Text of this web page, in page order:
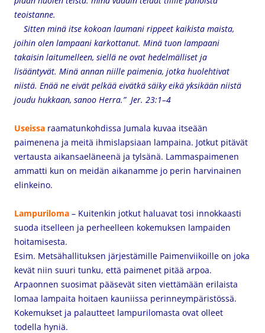
teoistanne.
Sitten minä itse kokoan laumani rippeet kaikista maista,
joihin olen lampaani karkottanut. Minä tuon lampaani
takaisin laitumelleen, siellä ne ovat hedelmälliset ja
lisääntyvät. Minä annan niille paimenia, jotka huolehtivat
niistä. Enää ne eivät pelkää eivätkä säiky eikä yksikään niistä
joudu hukkaan, sanoo Herra.” Jer. 23:1–4
Useissa raamatunkohdissa Jumala kuvaa itseään
paimenena ja meitä ihmislapsiaan lampaina. Jotkut pitävät
vertausta aikansaeläneenä ja tylsänä. Lammaspaimenen
ammatti kun on meidän aikanamme jo perin harvinainen
elinkeino.
Lampuriloma – Kuitenkin jotkut haluavat tosi innokkaasti
suoda itselleen ja perheelleen kokemuksen lampaiden
hoitamisesta.
Esim. Metsähallituksen järjestämille Paimenviikoille on joka
kevät niin suuri tunku, että paimenet pitää arpoa.
Arpaonnen suosimat pääsevät siten viettämään erilaista
lomaa lampaita hoitaen kauniissa perinneympäristössä.
Kokemukset ja palautteet lampurilomasta ovat olleet
todella hyniä.